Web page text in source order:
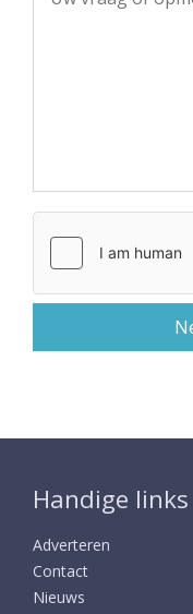
Handige links
Adverteren
Contact
Nieuws